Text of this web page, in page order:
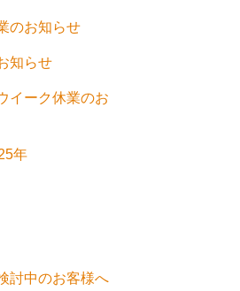
のお知らせ
知らせ
イーク休業のお
年
討中のお客様へ